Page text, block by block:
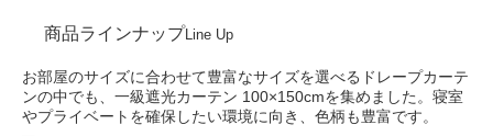
商品ラインナップLine Up
お部屋のサイズに合わせて豊富なサイズを選べるドレープカーテ
ンの中でも、一級遮光カーテン 100×150cmを集めました。寝室
やプライベートを確保したい環境に向き、色柄も豊富です。